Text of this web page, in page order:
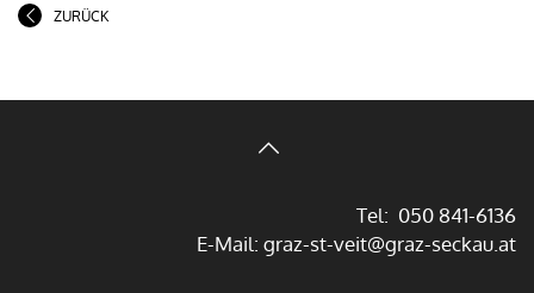
ZURÜCK
Tel: 050 841-6136
E-Mail: graz-st-veit@graz-seckau.at